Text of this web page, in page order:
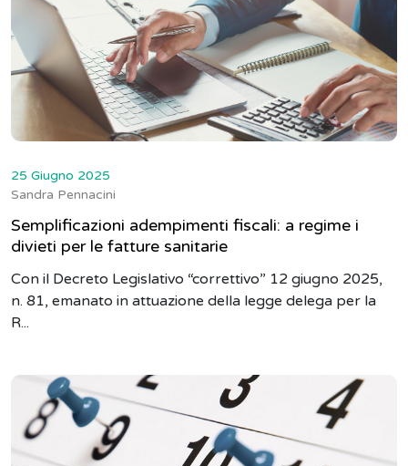
25 Giugno 2025
Sandra Pennacini
Semplificazioni adempimenti fiscali: a regime i
divieti per le fatture sanitarie
Con il Decreto Legislativo “correttivo” 12 giugno 2025,
n. 81, emanato in attuazione della legge delega per la
R...